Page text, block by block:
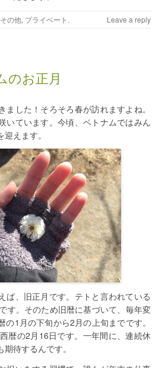
その他, プライベート . Leave a reply
のお正月
ました！そろそろ春が訪れますよね。
いています。今頃、ベトナムではみん
えます。
ば、旧正月です。テトと言われている
す。そのため旧暦に基づいて、毎年変
の1月の下旬から2月の上旬までです。
暦の2月16日です。一年間に、連続休
待するんです。